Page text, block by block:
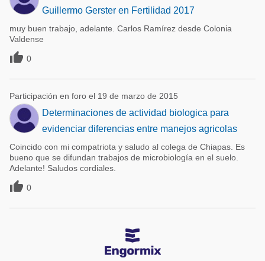
Guillermo Gerster en Fertilidad 2017
muy buen trabajo, adelante. Carlos Ramírez desde Colonia
Valdense
 0
Participación en foro el 19 de marzo de 2015
Determinaciones de actividad biologica para
evidenciar diferencias entre manejos agricolas
Coincido con mi compatriota y saludo al colega de Chiapas. Es
bueno que se difundan trabajos de microbiología en el suelo.
Adelante! Saludos cordiales.
 0